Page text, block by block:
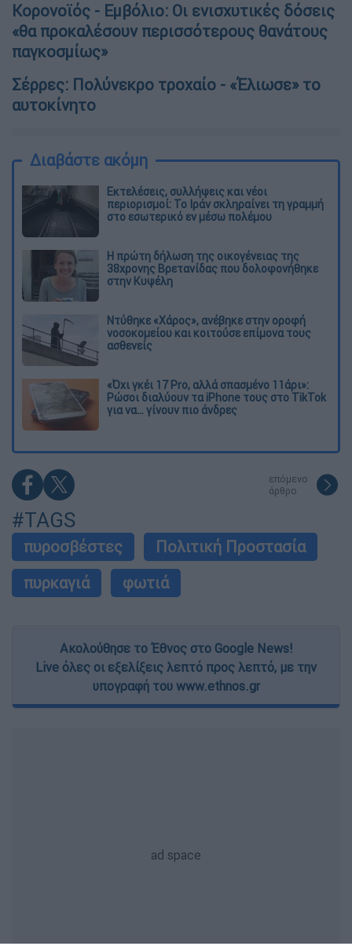
Κορονοϊός - Εμβόλιο: Οι ενισχυτικές δόσεις
«θα προκαλέσουν περισσότερους θανάτους
παγκοσμίως»
Σέρρες: Πολύνεκρο τροχαίο - «Έλιωσε» το
αυτοκίνητο
Διαβάστε ακόμη
Εκτελέσεις, συλλήψεις και νέοι
περιορισμοί: Το Ιράν σκληραίνει τη γραμμή
στο εσωτερικό εν μέσω πολέμου
Η πρώτη δήλωση της οικογένειας της
38χρονης Βρετανίδας που δολοφονήθηκε
στην Κυψέλη
Ντύθηκε «Χάρος», ανέβηκε στην οροφή
νοσοκομείου και κοιτούσε επίμονα τους
ασθενείς
«Όχι γκέι 17 Pro, αλλά σπασμένο 11άρι»:
Ρώσοι διαλύουν τα iPhone τους στο TikTok
για να... γίνουν πιο άνδρες
επόμενο
άρθρο
#TAGS
πυροσβέστες
Πολιτική Προστασία
πυρκαγιά
φωτιά
Ακολούθησε το Έθνος στο Google News!
Live όλες οι εξελίξεις λεπτό προς λεπτό, με την
υπογραφή του www.ethnos.gr